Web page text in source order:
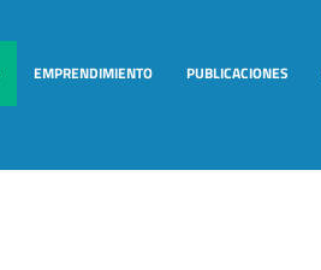
EMPRENDIMIENTO PUBLICACIONES